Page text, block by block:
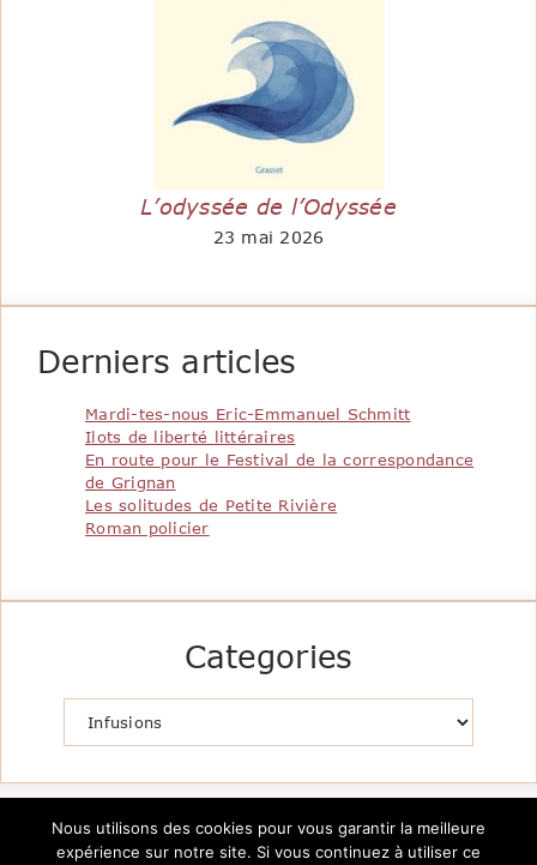
L’odyssée de l’Odyssée
23 mai 2026
Derniers articles
Mardi-tes-nous Eric-Emmanuel Schmitt
Ilots de liberté littéraires
En route pour le Festival de la correspondance
de Grignan
Les solitudes de Petite Rivière
Roman policier
Categories
Nous utilisons des cookies pour vous garantir la meilleure
expérience sur notre site. Si vous continuez à utiliser ce